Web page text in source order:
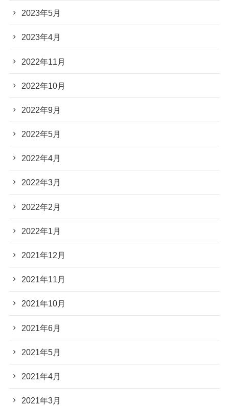
2023年5月
2023年4月
2022年11月
2022年10月
2022年9月
2022年5月
2022年4月
2022年3月
2022年2月
2022年1月
2021年12月
2021年11月
2021年10月
2021年6月
2021年5月
2021年4月
2021年3月